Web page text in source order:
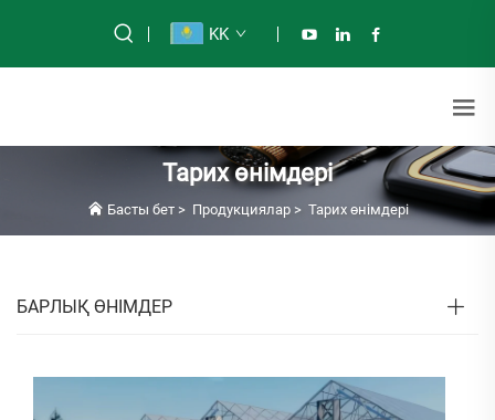
KK
Тарих өнімдері
Басты бет> Продукциялар> Тарих өнімдері
БАРЛЫҚ ӨНІМДЕР